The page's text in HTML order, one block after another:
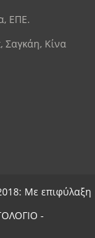
ΕΠΕ.
Σαγκάη, Κίνα
Με επιφύλαξη
-